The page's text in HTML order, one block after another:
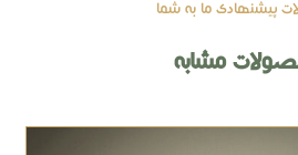
پیشنهادی ما به شما
مشابه